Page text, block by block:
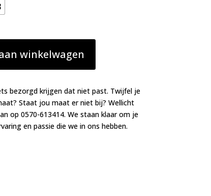
winkelwagen
bezorgd krijgen dat niet past. Twijfel je
Staat jou maat er niet bij? Wellicht
op 0570-613414. We staan klaar om je
en passie die we in ons hebben.